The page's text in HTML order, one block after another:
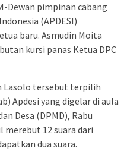
Dewan pimpinan cabang
(APDESI)
baru. Asmudin Moita
kursi panas Ketua DPC
Lasolo tersebut terpilih
Apdesi yang digelar di aula
Desa (DPMD), Rabu
merebut 12 suara dari
dua suara.